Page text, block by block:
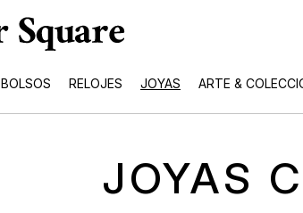
BOLSOS RELOJES JOYAS ARTE &
JOYAS